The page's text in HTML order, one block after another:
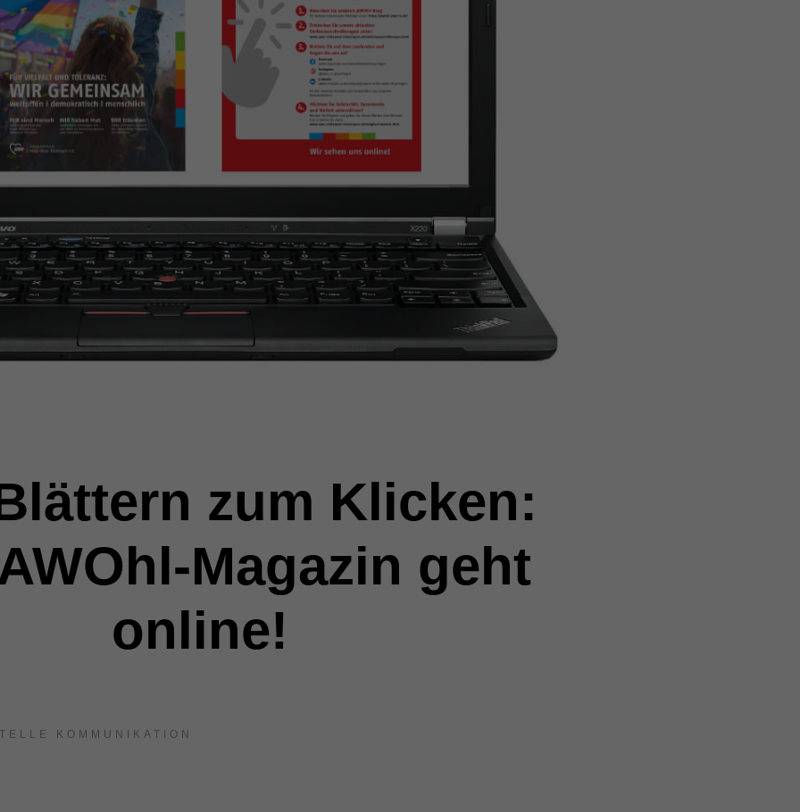
zum Klicken:
Magazin geht
online!
KOMMUNIKATION